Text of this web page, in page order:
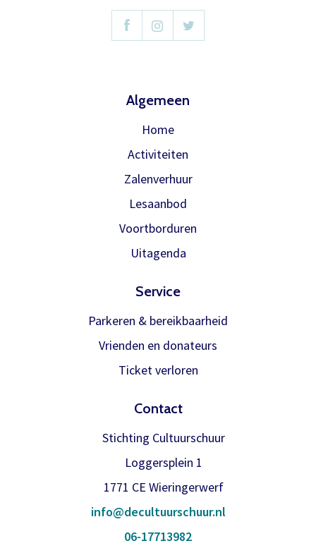
reserveren, gewoon via de bestelknop
bij de voorstelling.
Algemeen
Home
Activiteiten
Zalenverhuur
Lesaanbod
Voortborduren
Uitagenda
Service
Parkeren & bereikbaarheid
Vrienden en donateurs
Ticket verloren
Contact
Stichting Cultuurschuur
Loggersplein 1
1771 CE Wieringerwerf
info@decultuurschuur.nl
06-17713982